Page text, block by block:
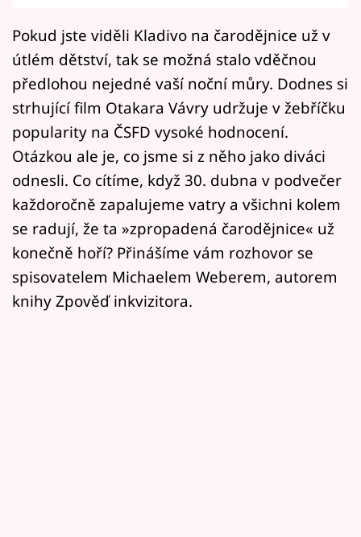
Mámy sobě
Přihlášení
Sledujte nás
Pokud jste viděli Kladivo na čarodějnice už v
útlém dětství, tak se možná stalo vděčnou
předlohou nejedné vaší noční můry. Dodnes si
strhující film Otakara Vávry udržuje v žebříčku
popularity na ČSFD vysoké hodnocení.
Otázkou ale je, co jsme si z něho jako diváci
odnesli. Co cítíme, když 30. dubna v podvečer
každoročně zapalujeme vatry a všichni kolem
se radují, že ta »zpropadená čarodějnice« už
konečně hoří? Přinášíme vám rozhovor se
spisovatelem Michaelem Weberem, autorem
knihy Zpověď inkvizitora.